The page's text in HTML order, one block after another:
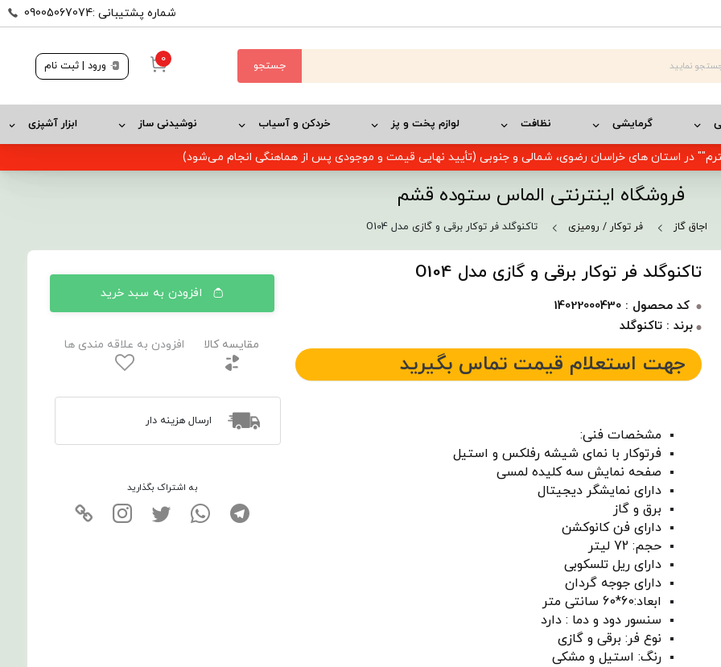
شماره پشتیبانی :09005067074
جستجو 0 ورود | ثبت نام
گرمایشی نظافت لوازم پخت و پز خردکن و آسیاب نوشیدنی ساز ابزار آشپزی
در استان های خراسان رضوی، شمالی و جنوبی (تأیید نهایی قیمت و موجودی پس از هماهنگی انجام می‌شود)
فروشگاه اینترنتی الماس ستوده قشم
اجاق گاز فر توکار / رومیزی تاکنوگلد فر توکار برقی و گازی مدل O104
تاکنوگلد فر توکار برقی و گازی مدل O104
کد محصول : 14022000430
برند : تاکنوگلد
جهت استعلام قیمت تماس بگیرید
مشخصات فنی:
فرتوکار با نمای شیشه رفلکس و استیل
صفحه نمایش سه کلیده لمسی
دارای نمایشگر دیجیتال
برق و گاز
دارای فن کانوکشن
حجم: 72 لیتر
دارای ریل تلسکوبی
دارای جوجه گردان
ابعاد:60*60 سانتی متر
سنسور دود و دما : دارد
نوع فر: برقی و گازی
رنگ: استیل و مشکی
افزودن به سبد خرید
مقایسه کالا افزودن به علاقه مندی ها
ارسال هزینه دار
به اشتراک بگذارید